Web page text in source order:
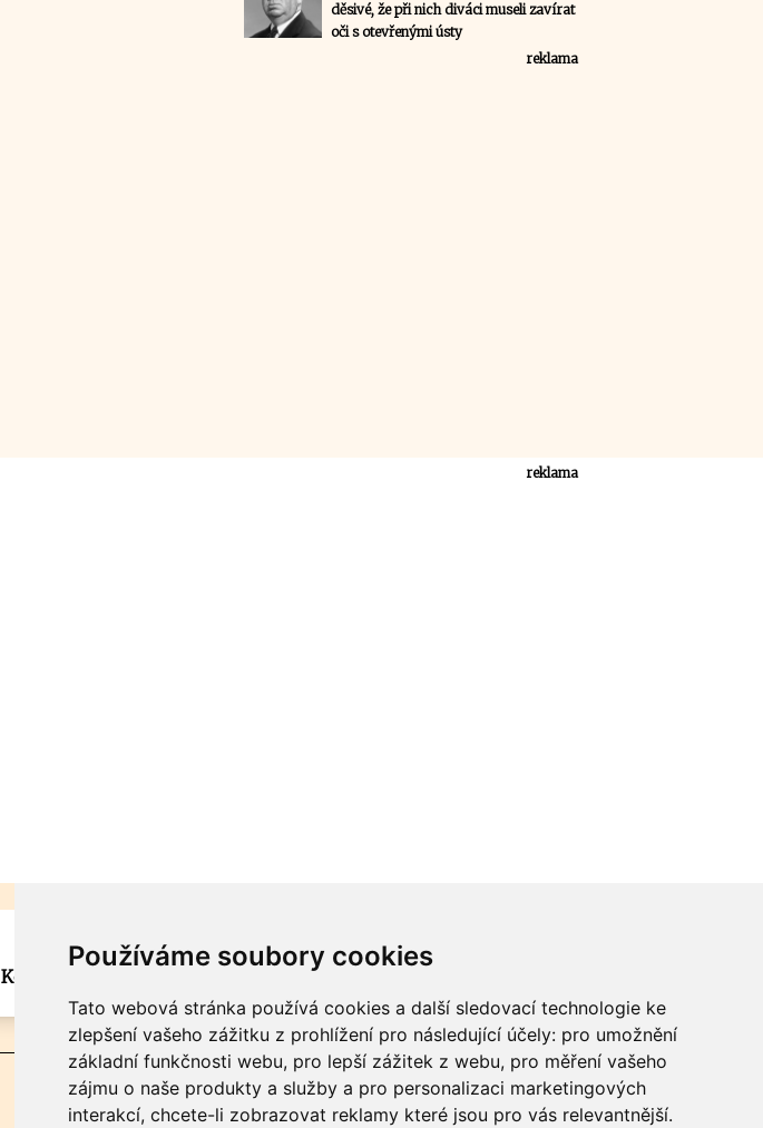
Používáme soubory cookies
Tato webová stránka používá cookies a další sledovací technologie ke
zlepšení vašeho zážitku z prohlížení pro následující účely: pro umožnění
základní funkčnosti webu, pro lepší zážitek z webu, pro měření vašeho
zájmu o naše produkty a služby a pro personalizaci marketingových
interakcí, chcete-li zobrazovat reklamy které jsou pro vás relevantnější.
děsivé, že při nich diváci museli zavírat
oči s otevřenými ústy
reklama
reklama
Máte zajímavou informaci? Chcete spolupracovat?
Kontaktujte šéfredaktora Martina Chalupu: